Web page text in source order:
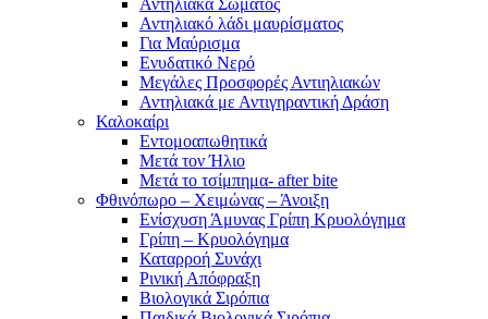
Αντηλιακα Σώματος
Αντηλιακό λάδι μαυρίσματος
Για Μαύρισμα
Ενυδατικό Νερό
Μεγάλες Προσφορές Αντιηλιακών
Αντηλιακά με Αντιγηραντική Δράση
Καλοκαίρι
Εντομοαπωθητικά
Μετά τον Ήλιο
Μετά το τσίμπημα- after bite
Φθινόπωρο – Χειμώνας – Άνοιξη
Ενίσχυση Άμυνας Γρίπη Κρυολόγημα
Γρίπη – Κρυολόγημα
Καταρροή Συνάχι
Ρινική Απόφραξη
Βιολογικά Σιρόπια